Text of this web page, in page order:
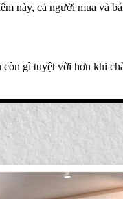
này, cả người mua và
gì tuyệt vời hơn khi